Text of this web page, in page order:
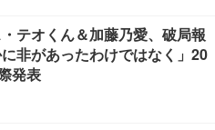
テオくん＆加藤乃愛、破局報
非があったわけではなく」20
発表